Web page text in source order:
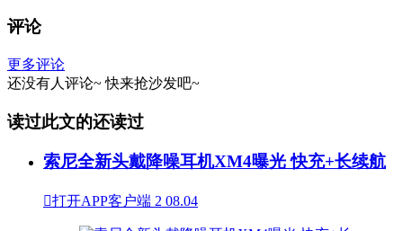
评论
更多评论
还没有人评论~ 快来抢沙发吧~
读过此文的还读过
索尼全新头戴降噪耳机XM4曝光 快充+长续航
打开APP客户端 2 08.04